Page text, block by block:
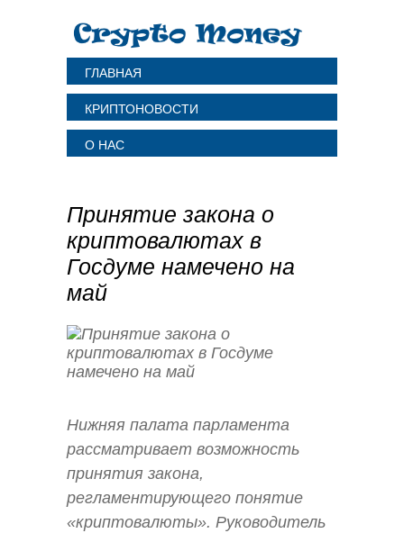
ГЛАВНАЯ
КРИПТОНОВОСТИ
О НАС
Принятие закона о
криптовалютах в
Госдуме намечено на
май
Нижняя палата парламента
рассматривает возможность
принятия закона,
регламентирующего понятие
«криптовалюты». Руководитель